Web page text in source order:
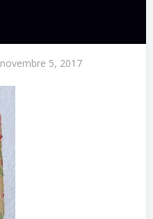
novembre 5, 2017